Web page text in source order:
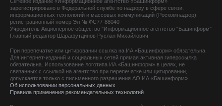
зарегистрировано в Федеральной службе по надзору в сфере связи,
информационных технологий и массовых коммуникаций (Роскомнадзор),
регистрационный номер Эл № ФС77-88040
Учредитель Акционерное общество "Информационное агентство "Башинформ"
Главный редактор Шарафутдинов Руслан Михайлович
При перепечатке или цитировании ссылка на ИА «Башинформ» обязательна.
Для интернет-изданий и социальных сетей прямая активная гиперссылка
обязательна. Использование логотипа ИА «Башинформ» в целях, не
связанных с ссылкой на агентство при перепечатке или цитировании,
допускается только с письменного разрешения АО ИА «Башинформ».
Об использовании персональных данных
Правила применения рекомендательных технологий